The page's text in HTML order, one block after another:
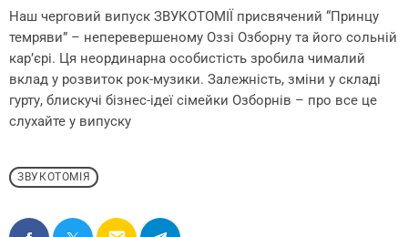
Наш черговий випуск ЗВУКОТОМІЇ присвячений “Принцу
темряви” – неперевершеному Оззі Озборну та його сольній
кар’єрі. Ця неординарна особистість зробила чималий
вклад у розвиток рок-музики. Залежність, зміни у складі
гурту, блискучі бізнес-ідеї сімейки Озборнів – про все це
слухайте у випуску
ЗВУКОТОМІЯ